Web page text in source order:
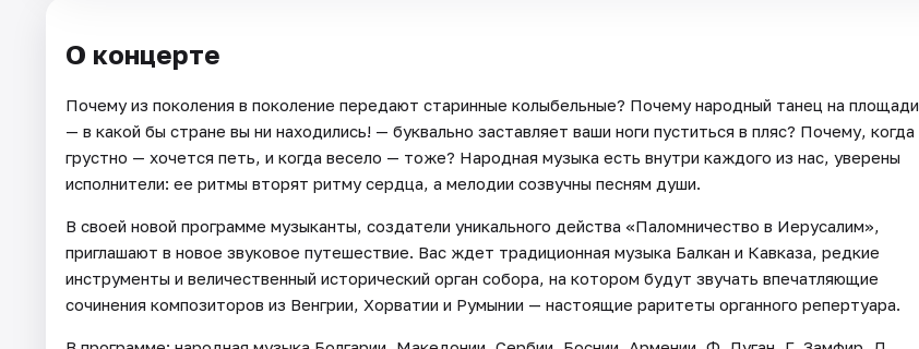
О концерте
Почему из поколения в поколение передают старинные колыбельные? Почему народный танец на площади
— в какой бы стране вы ни находились! — буквально заставляет ваши ноги пуститься в пляс? Почему, когда
грустно — хочется петь, и когда весело — тоже? Народная музыка есть внутри каждого из нас, уверены
исполнители: ее ритмы вторят ритму сердца, а мелодии созвучны песням души.
В своей новой программе музыканты, создатели уникального действа «Паломничество в Иерусалим»,
приглашают в новое звуковое путешествие. Вас ждет традиционная музыка Балкан и Кавказа, редкие
инструменты и величественный исторический орган собора, на котором будут звучать впечатляющие
сочинения композиторов из Венгрии, Хорватии и Румынии — настоящие раритеты органного репертуара.